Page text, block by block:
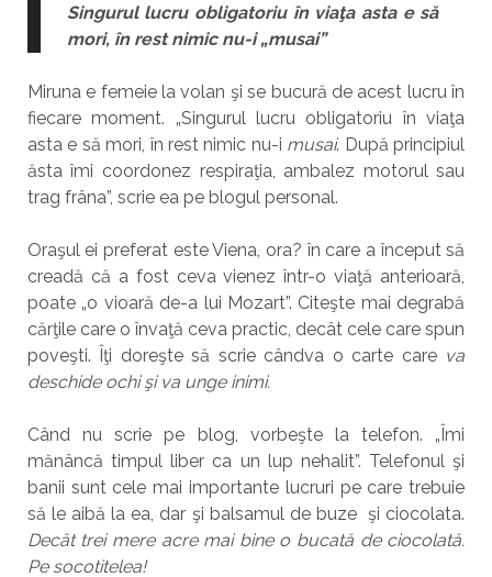
Singurul lucru obligatoriu în viaţa asta e să
mori, în rest nimic nu-i „musai”
Miruna e femeie la volan şi se bucură de acest lucru în
fiecare moment. „Singurul lucru obligatoriu în viaţa
asta e să mori, în rest nimic nu-i musai. După principiul
ăsta îmi coordonez respiraţia, ambalez motorul sau
trag frâna”, scrie ea pe blogul personal.
Oraşul ei preferat este Viena, ora? în care a început să
creadă că a fost ceva vienez într-o viaţă anterioară,
poate „o vioară de-a lui Mozart”. Citeşte mai degrabă
cărţile care o învaţă ceva practic, decât cele care spun
poveşti. Îţi doreşte să scrie cândva o carte care va
deschide ochi şi va unge inimi.
Când nu scrie pe blog, vorbeşte la telefon. „Îmi
mănâncă timpul liber ca un lup nehalit”. Telefonul şi
banii sunt cele mai importante lucruri pe care trebuie
să le aibă la ea, dar şi balsamul de buze şi ciocolata.
Decât trei mere acre mai bine o bucată de ciocolată.
Pe socotitelea!